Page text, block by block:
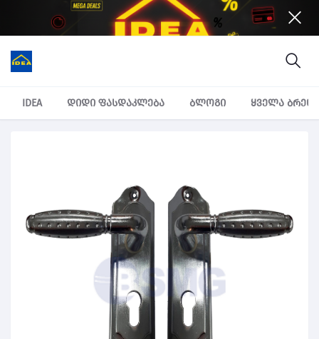
IDEA დიდი ფასდაკლება ბლოგი ყველა